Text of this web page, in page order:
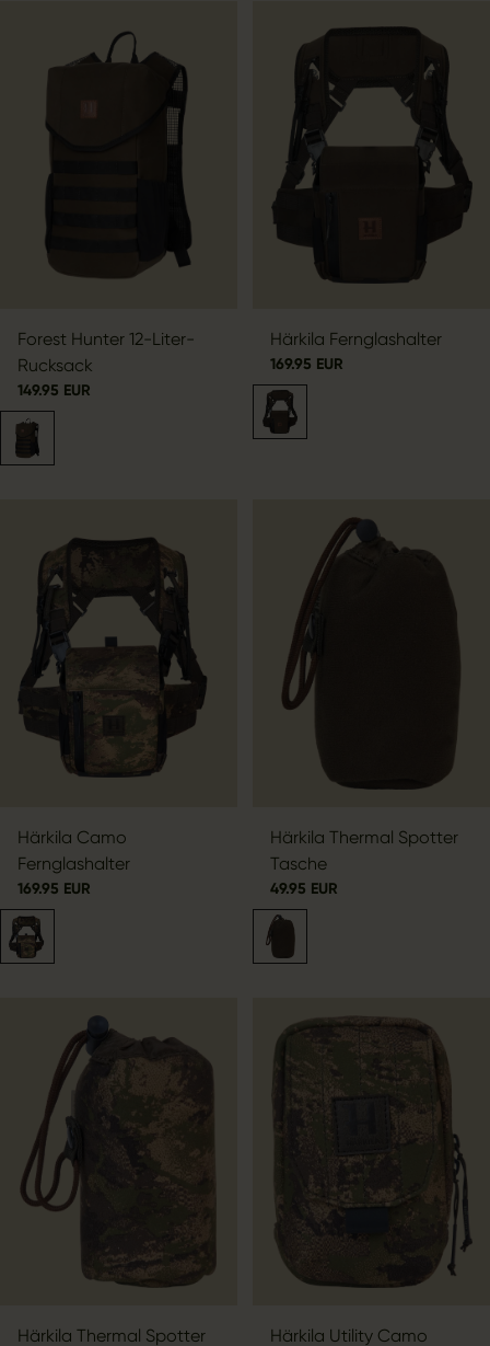
Forest Hunter 12-Liter-
Rucksack
149.95 EUR
Härkila Fernglashalter
169.95 EUR
Härkila Camo
Fernglashalter
169.95 EUR
Härkila Thermal Spotter
Tasche
49.95 EUR
Härkila Thermal Spotter Härkila Utility Camo